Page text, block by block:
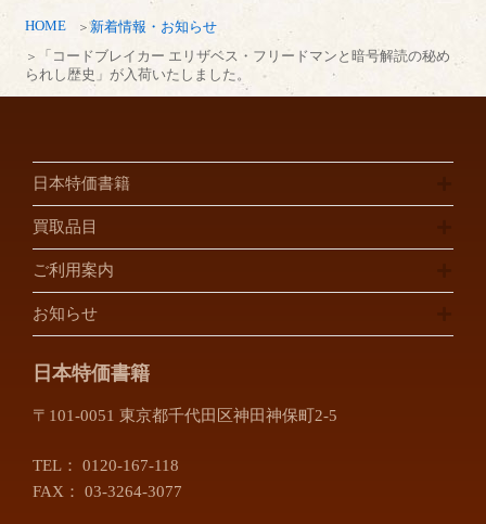
HOME
新着情報・お知らせ
「コードブレイカー エリザベス・フリードマンと暗号解読の秘め
られし歴史」が入荷いたしました。
日本特価書籍
買取品目
ご利用案内
お知らせ
日本特価書籍
〒101-0051 東京都千代田区神田神保町2-5
TEL： 0120-167-118
FAX： 03-3264-3077